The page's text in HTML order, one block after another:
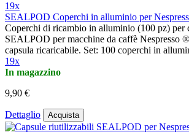
19x
SEALPOD Coperchi in alluminio per
Coperchi di ricambio in alluminio (100 pz) per
SEALPOD per macchine da caffè Nespresso
capsula ricaricabile. Set: 100 coperchi in
19x
In magazzino
9,90 €
Dettaglio Acquista